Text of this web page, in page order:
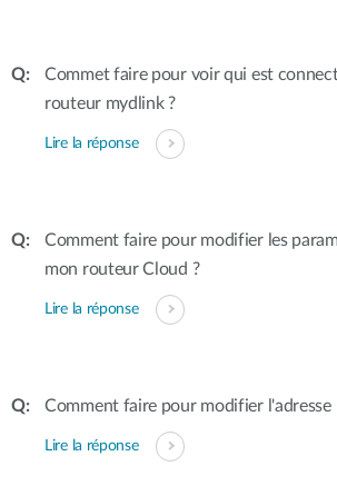
Commet faire pour voir qui est
routeur mydlink ?
Lire la réponse
Comment faire pour modifier les
mon routeur Cloud ?
Lire la réponse
Comment faire pour modifier l'adresse
Lire la réponse